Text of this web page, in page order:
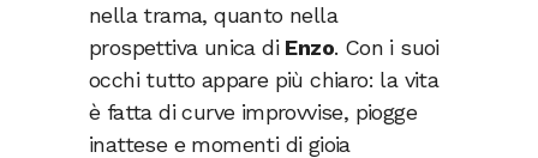
nella trama, quanto nella
prospettiva unica di Enzo. Con i suoi
occhi tutto appare più chiaro: la vita
è fatta di curve improvvise, piogge
inattese e momenti di gioia